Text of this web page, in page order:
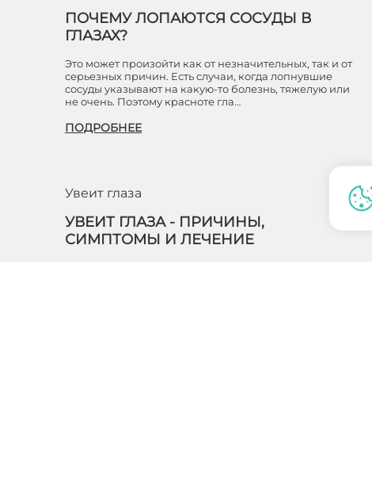
ПОЧЕМУ ЛОПАЮТСЯ СОСУДЫ В
ГЛАЗАХ?
Это может произойти как от незначительных, так и от
серьезных причин. Есть случаи, когда лопнувшие
сосуды указывают на какую-то болезнь, тяжелую или
не очень. Поэтому красноте гла…
ПОДРОБНЕЕ
Увеит глаза
УВЕИТ ГЛАЗА - ПРИЧИНЫ,
СИМПТОМЫ И ЛЕЧЕНИЕ